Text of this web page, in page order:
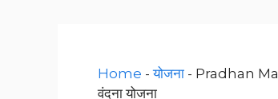
Home -योजना - Pradhan
वंदना योजना